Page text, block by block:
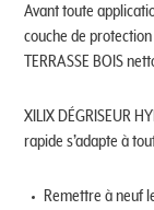
Avant toute
couche de
TERRASSE BOIS
XILIX DÉGRISEUR
rapide s’adapte à
Remettre à neuf